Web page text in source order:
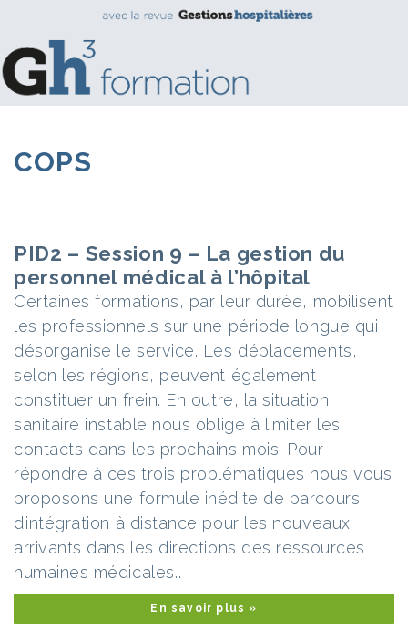
COPS
PID2 – Session 9 – La gestion du
personnel médical à l’hôpital
Certaines formations, par leur durée, mobilisent
les professionnels sur une période longue qui
désorganise le service. Les déplacements,
selon les régions, peuvent également
constituer un frein. En outre, la situation
sanitaire instable nous oblige à limiter les
contacts dans les prochains mois. Pour
répondre à ces trois problématiques nous vous
proposons une formule inédite de parcours
d’intégration à distance pour les nouveaux
arrivants dans les directions des ressources
humaines médicales…
En savoir plus »